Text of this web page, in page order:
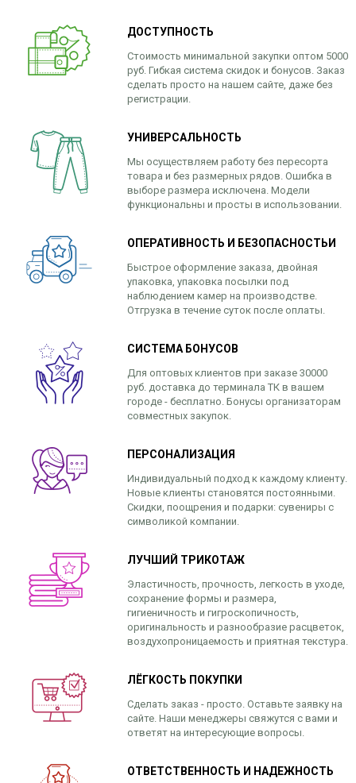
ДОСТУПНОСТЬ
Стоимость минимальной закупки оптом 5000
руб. Гибкая система скидок и бонусов. Заказ
сделать просто на нашем сайте, даже без
регистрации.
УНИВЕРСАЛЬНОСТЬ
Мы осуществляем работу без пересорта
товара и без размерных рядов. Ошибка в
выборе размера исключена. Модели
функциональны и просты в использовании.
ОПЕРАТИВНОСТЬ И БЕЗОПАСНОСТЬИ
Быстрое оформление заказа, двойная
упаковка, упаковка посылки под
наблюдением камер на производстве.
Отгрузка в течение суток после оплаты.
СИСТЕМА БОНУСОВ
Для оптовых клиентов при заказе 30000
руб. доставка до терминала ТК в вашем
городе - бесплатно. Бонусы организаторам
совместных закупок.
ПЕРСОНАЛИЗАЦИЯ
Индивидуальный подход к каждому клиенту.
Новые клиенты становятся постоянными.
Скидки, поощрения и подарки: сувениры с
символикой компании.
ЛУЧШИЙ ТРИКОТАЖ
Эластичность, прочность, легкость в уходе,
сохранение формы и размера,
гигиеничность и гигроскопичность,
оригинальность и разнообразие расцветок,
воздухопроницаемость и приятная текстура.
ЛЁГКОСТЬ ПОКУПКИ
Сделать заказ - просто. Оставьте заявку на
сайте. Наши менеджеры свяжутся с вами и
ответят на интересующие вопросы.
ОТВЕТСТВЕННОСТЬ И НАДЕЖНОСТЬ